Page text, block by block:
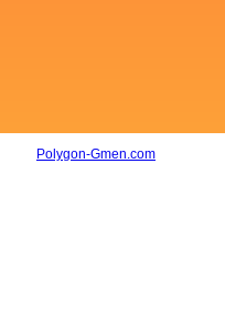
Polygon-Gmen.com